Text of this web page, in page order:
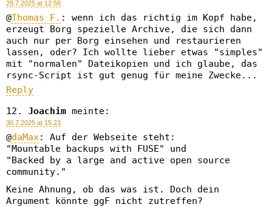
29.7.2025 at 12:58
@Thomas F. : wenn ich das richtig im Kopf habe,
erzeugt Borg spezielle Archive, die sich dann
auch nur per Borg einsehen und restaurieren
lassen, oder? Ich wollte lieber etwas "simples"
mit "normalen" Dateikopien und ich glaube, das
rsync-Script ist gut genug für meine Zwecke...
Reply
Joachim meinte:
30.7.2025 at 15:23
@daMax: Auf der Webseite steht:
"Mountable backups with FUSE" und
"Backed by a large and active open source
community."
Keine Ahnung, ob das was ist. Doch dein
Argument könnte ggF nicht zutreffen?